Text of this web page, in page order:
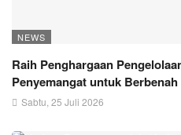
NEWS
Raih Penghargaan
Penyemangat untuk Berbenah
Sabtu, 25 Juli 2026